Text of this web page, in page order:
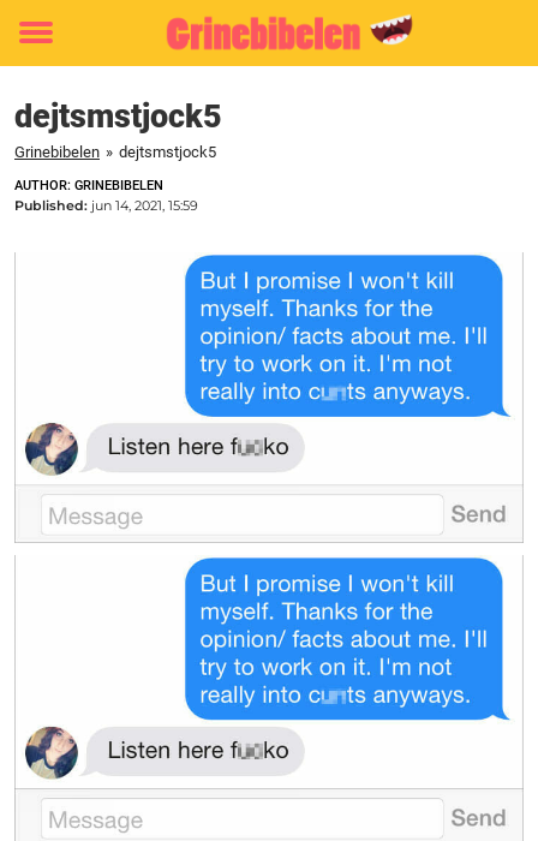
Toggle
dejtsmstjock5
Grinebibelen » dejtsmstjock5
AUTHOR: GRINEBIBELEN
Published: jun 14, 2021, 15:59